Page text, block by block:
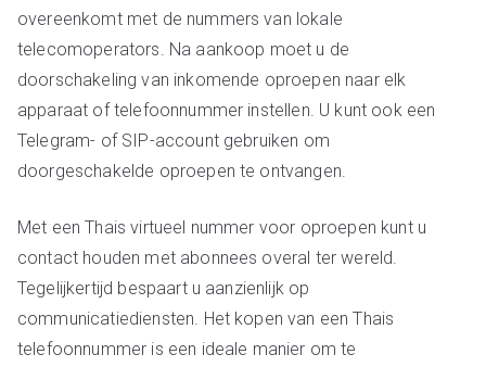
overeenkomt met de nummers van lokale
telecomoperators. Na aankoop moet u de
doorschakeling van inkomende oproepen naar elk
apparaat of telefoonnummer instellen. U kunt ook een
Telegram- of SIP-account gebruiken om
doorgeschakelde oproepen te ontvangen.
Met een Thais virtueel nummer voor oproepen kunt u
contact houden met abonnees overal ter wereld.
Tegelijkertijd bespaart u aanzienlijk op
communicatiediensten. Het kopen van een Thais
telefoonnummer is een ideale manier om te